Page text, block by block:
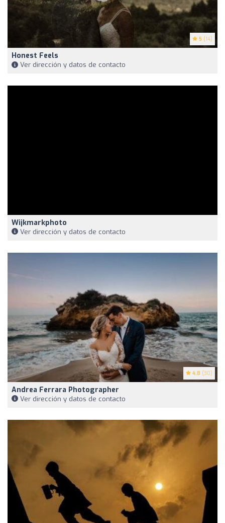
5 (14)
Honest Feels
Ver dirección y datos de contacto
Wijkmarkphoto
Ver dirección y datos de contacto
4.8 (30)
Andrea Ferrara Photographer
Ver dirección y datos de contacto